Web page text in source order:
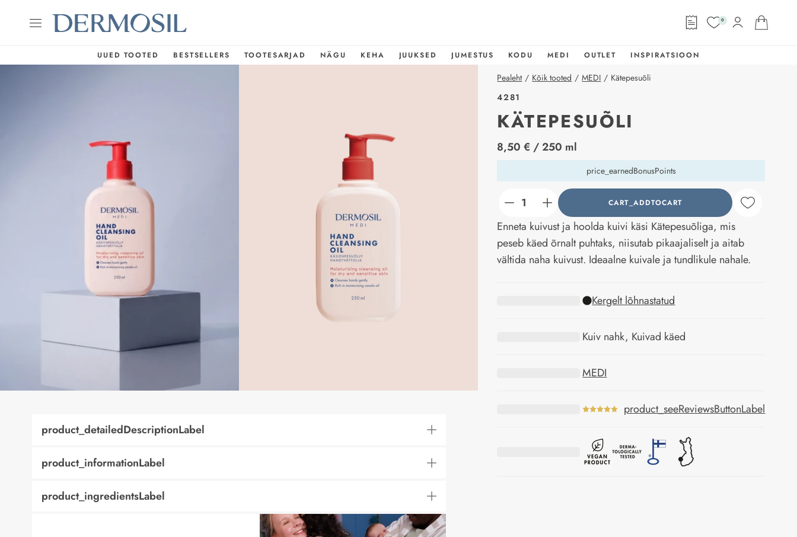
0
UUED TOOTED BESTSELLERS TOOTESARJAD NÄGU KEHA JUUKSED JUMESTUS KODU MEDI OUTLET INSPIRATSIOON
Pealeht / Kõik tooted / MEDI / Kätepesuõli
4281
KÄTEPESUÕLI
price_label
8,50 € / 250 ml
price_earnedBonusPoints
counter_current CART_ADDTOCART
Enneta kuivust ja hoolda kuivi käsi Kätepesuõliga, mis
peseb käed õrnalt puhtaks, niisutab pikaajaliselt ja aitab
vältida naha kuivust. Ideaalne kuivale ja tundlikule nahale.
Kergelt lõhnastatud
Kuiv nahk, Kuivad käed
MEDI
product_seeReviewsButtonLabel
product_detailedDescriptionLabel
product_informationLabel
product_ingredientsLabel